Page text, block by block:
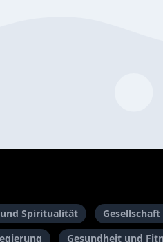
Spiritualität
Gesundheit und